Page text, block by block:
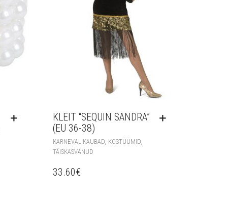
KLEIT “SEQUIN SANDRA”
(EU 36-38)
KARNEVALIKAUBAD KOSTÜÜMID
TÄISKASVANUD
33.60€